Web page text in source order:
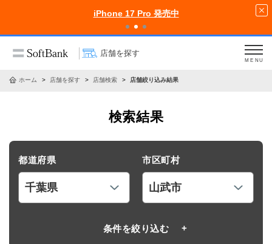
iPhone 17 Pro 発売中
店舗を探す
MENU
ホーム 店舗を探す 店舗検索 店舗絞り込み結果
検索結果
都道府県 市区町村
条件を絞り込む